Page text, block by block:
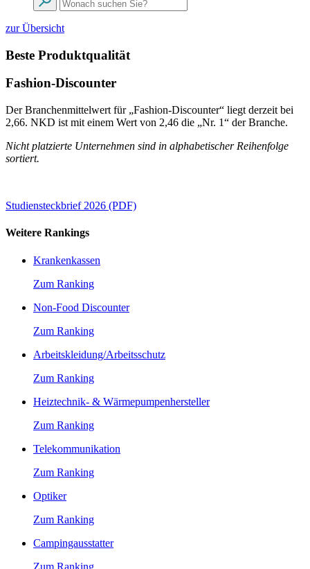
zur Übersicht
Beste Produktqualität
Fashion-Discounter
Der Branchenmittelwert für „Fashion-Discounter“ liegt derzeit bei
2,66. NKD ist mit einem Wert von 2,46 die „Nr. 1“ der Branche.
Nicht platzierte Unternehmen sind in alphabetischer Reihenfolge
sortiert.
Studiensteckbrief 2026 (PDF)
Weitere Rankings
Krankenkassen
Zum Ranking
Non-Food Discounter
Zum Ranking
Arbeitskleidung/Arbeitsschutz
Zum Ranking
Heiztechnik- & Wärmepumpenhersteller
Zum Ranking
Telekommunikation
Zum Ranking
Optiker
Zum Ranking
Campingausstatter
Zum Ranking